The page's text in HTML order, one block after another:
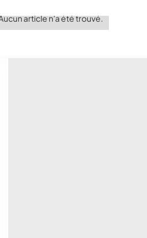
article n'a été trouvé.